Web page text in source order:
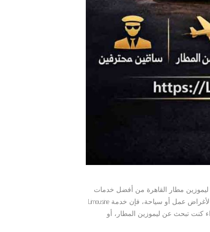
مطار القاهرة من أفضل خدمات
النقل الفاخرة التي يبحث عنها المسافرون من وإلى مصر. سواء كنت قادمًا لأغراض عمل أو سياحة، فإن خدمة Limousine